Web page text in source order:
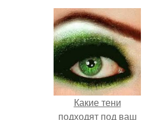
Какие тени
подходят под ваш